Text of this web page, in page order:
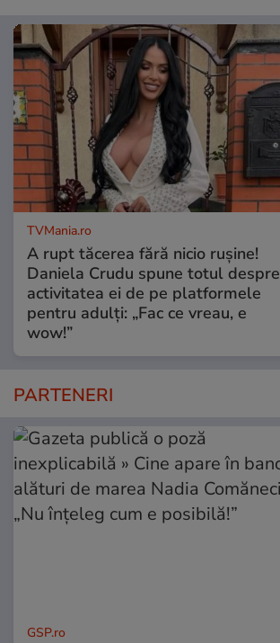
TVMania.ro
A rupt tăcerea fără nicio rușine!
Daniela Crudu spune totul despre
activitatea ei de pe platformele
pentru adulți: „Fac ce vreau, e
wow!”
PARTENERI
GSP.ro